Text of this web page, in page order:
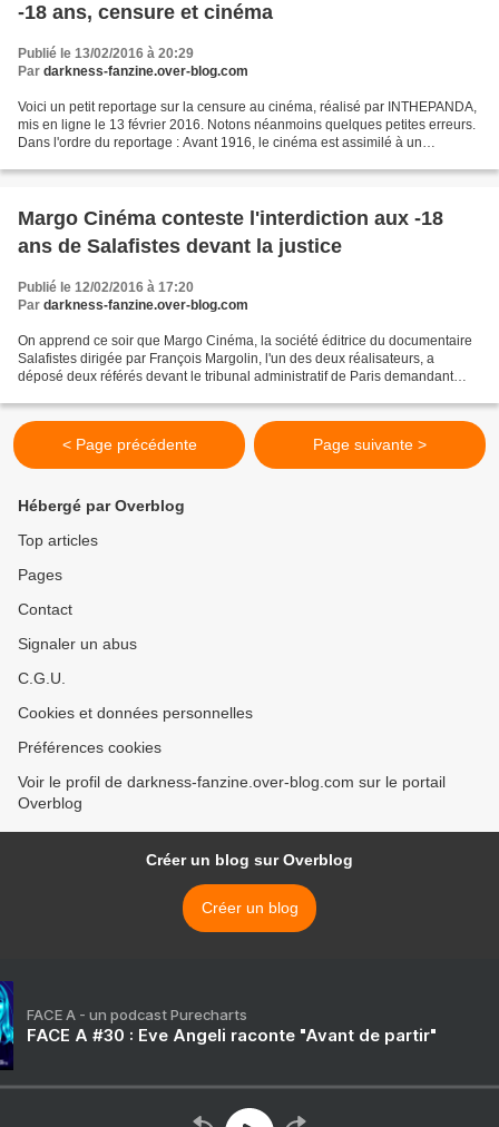
-18 ans, censure et cinéma
Publié le 13/02/2016 à 20:29
Par darkness-fanzine.over-blog.com
Voici un petit reportage sur la censure au cinéma, réalisé par INTHEPANDA,
mis en ligne le 13 février 2016. Notons néanmoins quelques petites erreurs.
Dans l'ordre du reportage : Avant 1916, le cinéma est assimilé à un
Margo Cinéma conteste l'interdiction aux -18
ans de Salafistes devant la justice
Publié le 12/02/2016 à 17:20
Par darkness-fanzine.over-blog.com
On apprend ce soir que Margo Cinéma, la société éditrice du documentaire
Salafistes dirigée par François Margolin, l'un des deux réalisateurs, a
déposé deux référés devant le tribunal administratif de Paris demandant
< Page précédente Page suivante >
Hébergé par Overblog
Top articles
Pages
Contact
Signaler un abus
C.G.U.
Cookies et données personnelles
Préférences cookies
Voir le profil de darkness-fanzine.over-blog.com sur le portail
Overblog
Créer un blog sur Overblog
Créer un blog
FACE A - un podcast Purecharts
FACE A #30 : Eve Angeli raconte "Avant de partir"